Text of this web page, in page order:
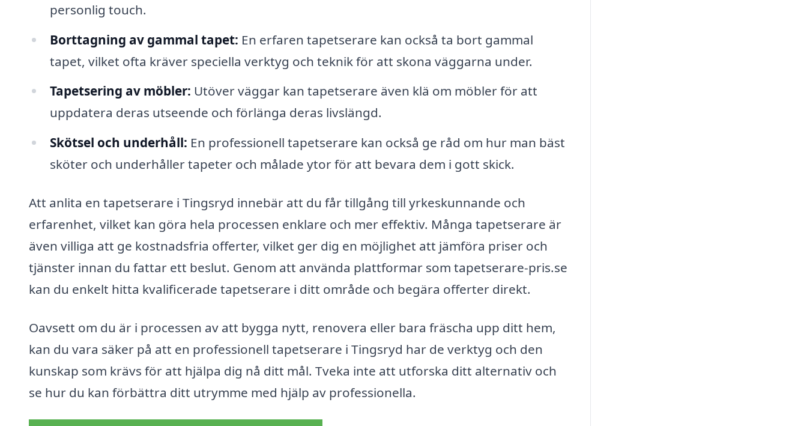
personlig touch.
Borttagning av gammal tapet: En erfaren tapetserare kan också ta bort gammal
tapet, vilket ofta kräver speciella verktyg och teknik för att skona väggarna under.
Tapetsering av möbler: Utöver väggar kan tapetserare även klä om möbler för att
uppdatera deras utseende och förlänga deras livslängd.
Skötsel och underhåll: En professionell tapetserare kan också ge råd om hur man bäst
sköter och underhåller tapeter och målade ytor för att bevara dem i gott skick.
Att anlita en tapetserare i Tingsryd innebär att du får tillgång till yrkeskunnande och
erfarenhet, vilket kan göra hela processen enklare och mer effektiv. Många tapetserare är
även villiga att ge kostnadsfria offerter, vilket ger dig en möjlighet att jämföra priser och
tjänster innan du fattar ett beslut. Genom att använda plattformar som tapetserare-pris.se
kan du enkelt hitta kvalificerade tapetserare i ditt område och begära offerter direkt.
Oavsett om du är i processen av att bygga nytt, renovera eller bara fräscha upp ditt hem,
kan du vara säker på att en professionell tapetserare i Tingsryd har de verktyg och den
kunskap som krävs för att hjälpa dig nå ditt mål. Tveka inte att utforska ditt alternativ och
se hur du kan förbättra ditt utrymme med hjälp av professionella.